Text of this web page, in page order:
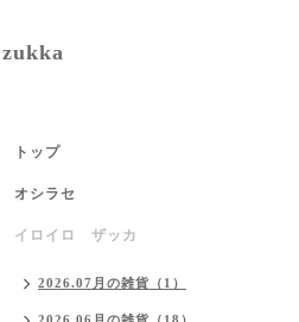
zukka
トップ
オシラセ
イロイロ ザッカ
2026.07月の雑貨（1）